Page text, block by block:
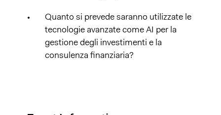
Quanto si prevede saranno utilizzate le
tecnologie avanzate come AI per la
gestione degli investimenti e la
consulenza finanziaria?